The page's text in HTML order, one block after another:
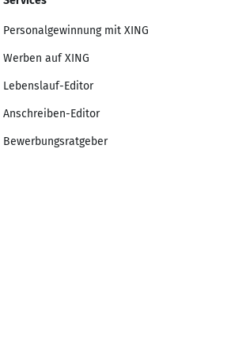
Personalgewinnung mit XING
Werben auf XING
Lebenslauf-Editor
Anschreiben-Editor
Bewerbungsratgeber